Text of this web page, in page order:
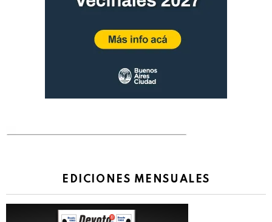
EDICIONES MENSUALES